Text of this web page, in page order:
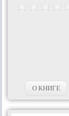
О КНИГЕ